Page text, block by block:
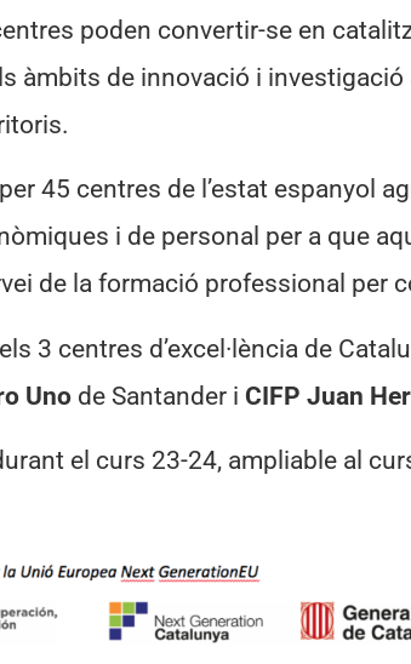
poden convertir-se en
àmbits de innovació i
45 centres de l’estat espanyol
i de personal per a que
de la formació professional per
3 centres d’excel·lència de
Unode Santander i CIFP Juan
el curs 23-24, ampliable al